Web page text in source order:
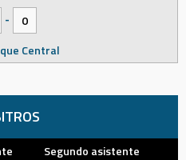
-
0
Central
Segundo asistente